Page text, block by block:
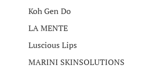
Koh Gen Do
LA MENTE
Luscious Lips
MARINI SKINSOLUTIONS